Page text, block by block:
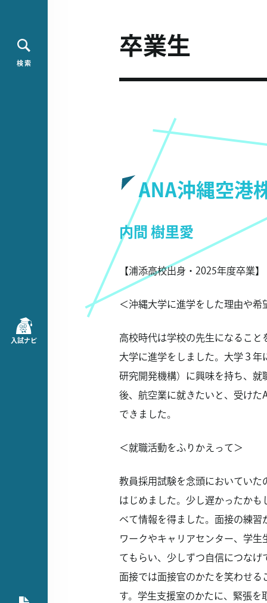
検 索
入試ナビ
卒業生
ANA沖縄空港
内間 樹里愛
【浦添高校出身・2025年度卒業】
＜沖縄大学に進学をした理由や希
高校時代は学校の先生になるこ
大学に進学をしました。大学３年
研究開発機構）に興味を持ち、
後、航空業に就きたいと、受け
できました。
＜就職活動をふりかえって＞
教員採用試験を念頭においてい
はじめました。少し遅かったか
べて情報を得ました。面接の練
ワークやキャリアセンター、学
てもらい、少しずつ自信につなげ
面接では面接官のかたを笑わせ
す。学生支援室のかたに、緊張